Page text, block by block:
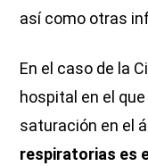
así como otras
En el caso de la
hospital en el
saturación en el
respiratorias es